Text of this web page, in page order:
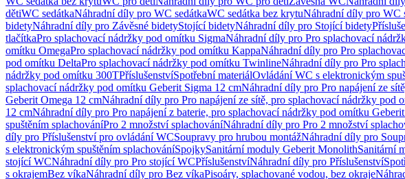
dětiWC sedátkaNáhradní díly pro WC sedátkaWC sedátka bez krytuNáhradní díly pro WC
bidetyNáhradní díly pro Závěsné bidetyStojící bidetyNáhradní díly pro Stojící bidety
tlačítkaPro splachovací nádržky pod omítku SigmaNáhradní díly pro Pro splachovací
omítku OmegaPro splachovací nádržky pod omítku KappaNáhradní díly pro Pro
pod omítku DeltaPro splachovací nádržky pod omítku TwinlineNáhradní díly pro Pro
nádržky pod omítku 300TPříslušenstvíSpotřební materiálOvládání WC s elektronickým
splachovací nádržky pod omítku Geberit Sigma 12 cmNáhradní díly pro Pro napájení ze
Geberit Omega 12 cmNáhradní díly pro Pro napájení ze sítě, pro splachovací nádržky pod
12 cmNáhradní díly pro Pro napájení z baterie, pro splachovací nádržky pod omítku
spuštěním splachováníPro 2 množství splachováníNáhradní díly pro Pro 2 množství
díly pro Příslušenství pro ovládání WCSoupravy pro hrubou montážNáhradní díly pro
s elektronickým spuštěním splachováníSpojkySanitární moduly Geberit MonolithSanitární
stojící WCNáhradní díly pro Pro stojící WCPříslušenstvíNáhradní díly pro Příslušenství
s okrajemBez víkaNáhradní díly pro Bez víkaPisoáry, splachované vodou, bez okraje